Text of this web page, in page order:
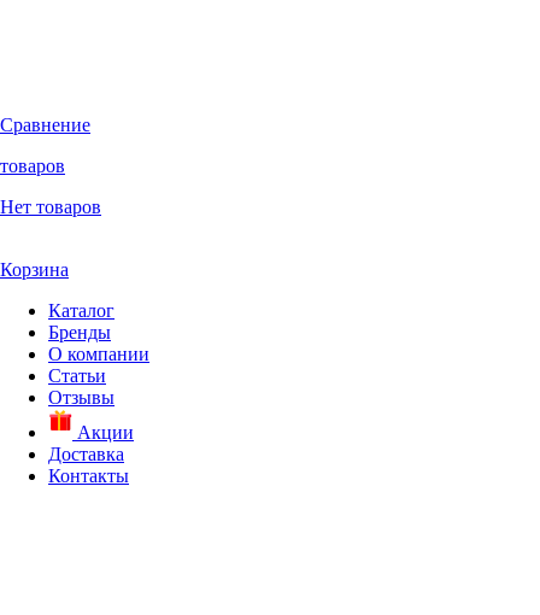
Сравнение
товаров
Нет товаров
Корзина
Каталог
Бренды
О компании
Статьи
Отзывы
Акции
Доставка
Контакты